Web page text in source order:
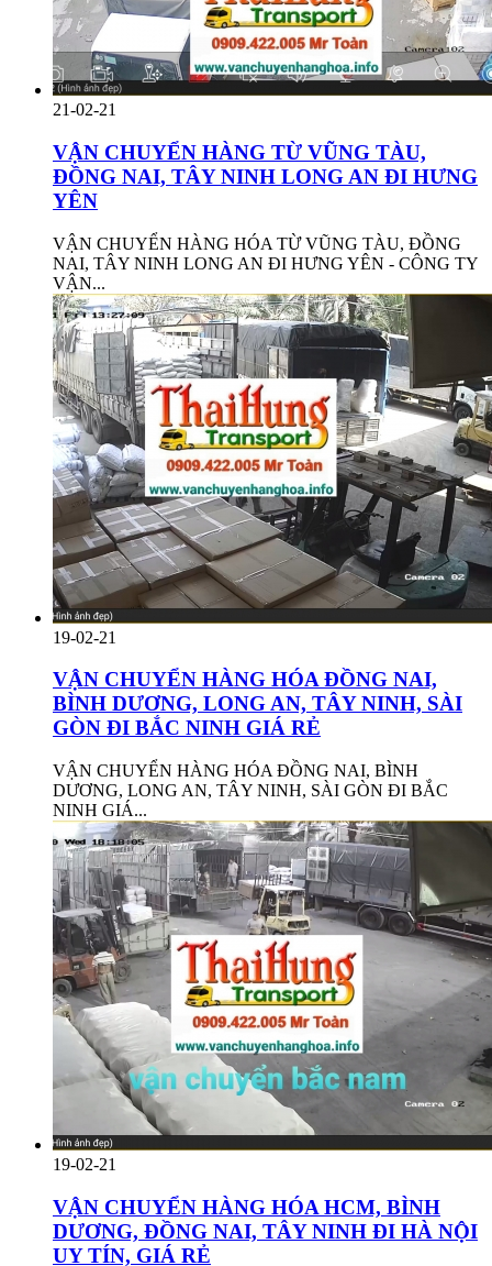
21-02-21
VẬN CHUYỂN HÀNG TỪ VŨNG TÀU,
ĐỒNG NAI, TÂY NINH LONG AN ĐI HƯNG
YÊN
VẬN CHUYỂN HÀNG HÓA TỪ VŨNG TÀU, ĐỒNG
NAI, TÂY NINH LONG AN ĐI HƯNG YÊN - CÔNG TY
VẬN...
19-02-21
VẬN CHUYỂN HÀNG HÓA ĐỒNG NAI,
BÌNH DƯƠNG, LONG AN, TÂY NINH, SÀI
GÒN ĐI BẮC NINH GIÁ RẺ
VẬN CHUYỂN HÀNG HÓA ĐỒNG NAI, BÌNH
DƯƠNG, LONG AN, TÂY NINH, SÀI GÒN ĐI BẮC
NINH GIÁ...
19-02-21
VẬN CHUYỂN HÀNG HÓA HCM, BÌNH
DƯƠNG, ĐỒNG NAI, TÂY NINH ĐI HÀ NỘI
UY TÍN, GIÁ RẺ